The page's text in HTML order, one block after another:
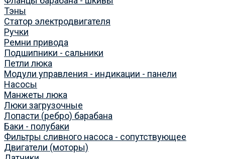
Тэны
Статор электродвигателя
Ручки
Ремни привода
Подшипники - сальники
Петли люка
Модули управления - индикации - панели
Насосы
Манжеты люка
Люки загрузочные
Лопасти (ребро) барабана
Баки - полубаки
Фильтры сливного насоса - сопутствующее
Двигатели (моторы)